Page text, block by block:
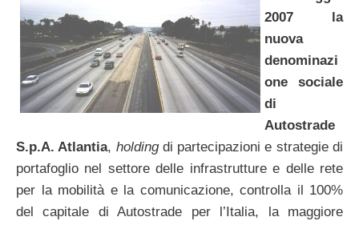
2007 la
nuova
denominazi
one sociale
di
Autostrade
S.p.A. Atlantia, holdingdi partecipazioni e strategie di
portafoglio nel settore delle infrastrutture e delle rete
per la mobilità e la comunicazione, controlla il 100%
del capitale di Autostrade per l’Italia, la maggiore